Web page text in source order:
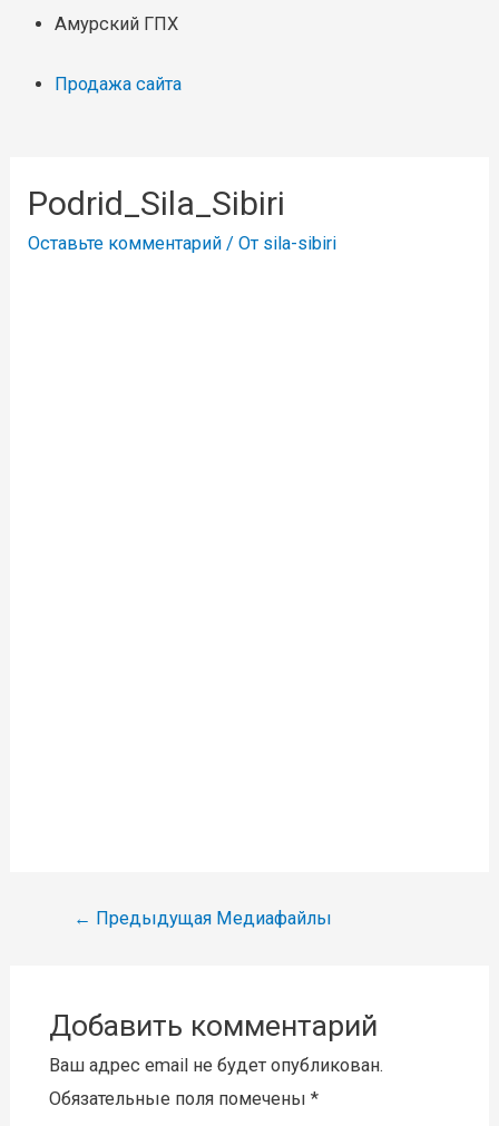
Амурский ГПХ
Продажа сайта
Podrid_Sila_Sibiri
Оставьте комментарий / От sila-sibiri
Навигация
← Предыдущая Медиафайлы
Добавить комментарий
Ваш адрес email не будет опубликован.
Обязательные поля помечены *